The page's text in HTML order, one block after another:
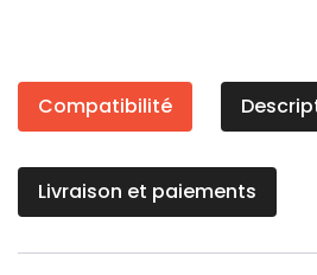
Compatibilité
Livraison et paiements